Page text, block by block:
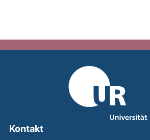
Kontakt